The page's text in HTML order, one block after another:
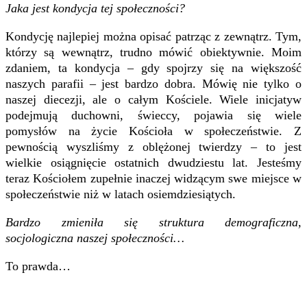
Jaka jest kondycja tej społeczności?
Kondycję najlepiej można opisać patrząc z zewnątrz. Tym,
którzy są wewnątrz, trudno mówić obiektywnie. Moim
zdaniem, ta kondycja – gdy spojrzy się na większość
naszych parafii – jest bardzo dobra. Mówię nie tylko o
naszej diecezji, ale o całym Kościele. Wiele inicjatyw
podejmują duchowni, świeccy, pojawia się wiele
pomysłów na życie Kościoła w społeczeństwie. Z
pewnością wyszliśmy z oblężonej twierdzy – to jest
wielkie osiągnięcie ostatnich dwudziestu lat. Jesteśmy
teraz Kościołem zupełnie inaczej widzącym swe miejsce w
społeczeństwie niż w latach osiemdziesiątych.
Bardzo zmieniła się struktura demograficzna,
socjologiczna naszej społeczności…
To prawda…